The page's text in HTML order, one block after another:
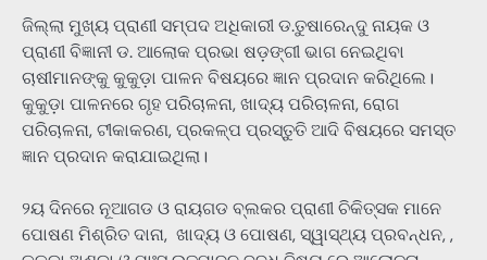
ଜିଲ୍ଲା ମୁଖ୍ୟ ପ୍ରାଣୀ ସମ୍ପଦ ଅଧିକାରୀ ଡ.ତୁଷାରେନ୍ଦୁ ନାୟକ ଓ
ପ୍ରାଣୀ ବିଜ୍ଞାନୀ ଡ. ଆଲୋକ ପ୍ରଭା ଷଡ଼ଙ୍ଗୀ ଭାଗ ନେଇଥିବା
ଚାଷୀମାନଙ୍କୁ କୁକୁଡ଼ା ପାଳନ ବିଷୟରେ ଜ୍ଞାନ ପ୍ରଦାନ କରିଥିଲେ।
କୁକୁଡ଼ା ପାଳନରେ ଗୃହ ପରିଚାଳନା, ଖାଦ୍ୟ ପରିଚାଳନା, ରୋଗ
ପରିଚାଳନା, ଟୀକାକରଣ, ପ୍ରକଳ୍ପ ପ୍ରସ୍ତୁତି ଆଦି ବିଷୟରେ ସମସ୍ତ
ଜ୍ଞାନ ପ୍ରଦାନ କରାଯାଇଥିଲା।
୨ୟ ଦିନରେ ନୂଆଗଡ ଓ ରାୟଗଡ ବ୍ଲକର ପ୍ରାଣୀ ଚିକିତ୍ସକ ମାନେ
ପୋଷଣ ମିଶ୍ରିତ ଦାନା, ଖାଦ୍ୟ ଓ ପୋଷଣ, ସ୍ୱାସ୍ଥ୍ୟ ପ୍ରବନ୍ଧନ, ,